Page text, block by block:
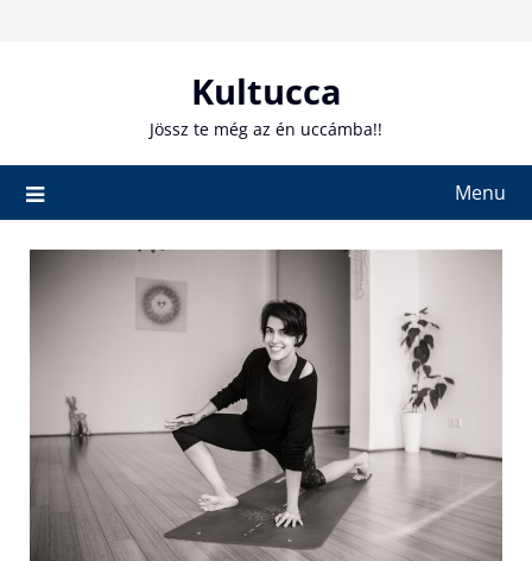
Kultucca
Jössz te még az én uccámba!!
Menu